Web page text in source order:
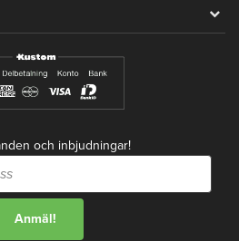
och inbjudningar!